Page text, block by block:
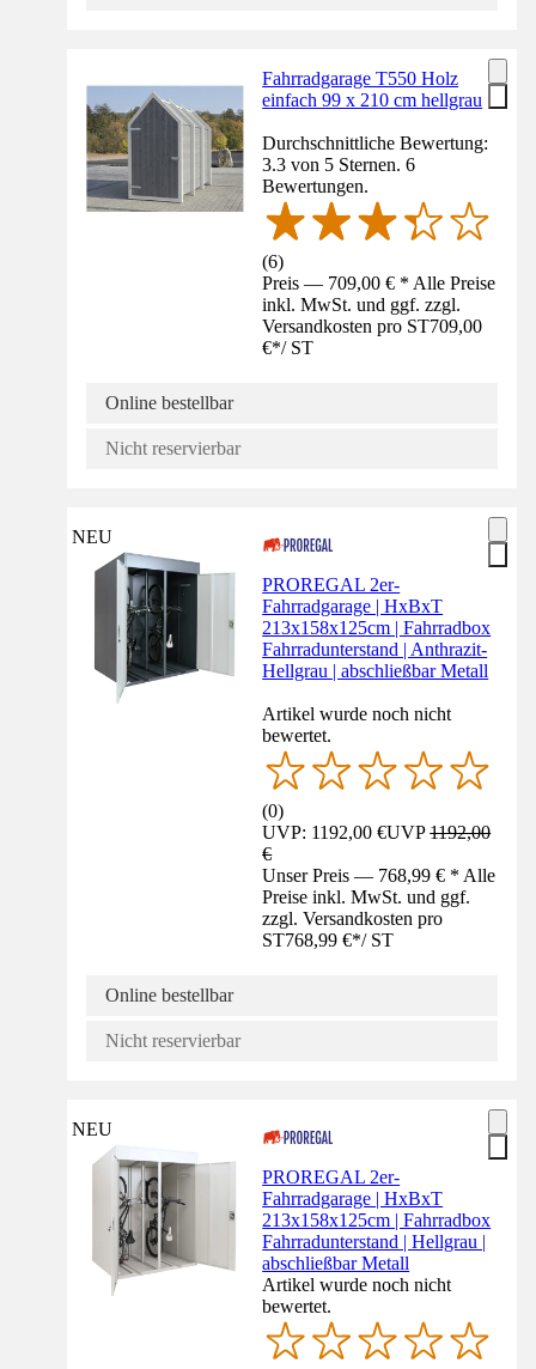
Fahrradgarage T550 Holz
einfach 99 x 210 cm hellgrau
Durchschnittliche Bewertung:
3.3 von 5 Sternen. 6
Bewertungen.
(6)
Preis — 709,00 € * Alle Preise
inkl. MwSt. und ggf. zzgl.
Versandkosten pro ST709,00
€*/ ST
Online bestellbar
Nicht reservierbar
NEU
PROREGAL 2er-
Fahrradgarage | HxBxT
213x158x125cm | Fahrradbox
Fahrradunterstand | Anthrazit-
Hellgrau | abschließbar Metall
Artikel wurde noch nicht
bewertet.
(0)
UVP: 1192,00 €UVP1192,00
€
Unser Preis — 768,99 € * Alle
Preise inkl. MwSt. und ggf.
zzgl. Versandkosten pro
ST768,99 €*/ ST
Online bestellbar
Nicht reservierbar
NEU
PROREGAL 2er-
Fahrradgarage | HxBxT
213x158x125cm | Fahrradbox
Fahrradunterstand | Hellgrau |
abschließbar Metall
Artikel wurde noch nicht
bewertet.